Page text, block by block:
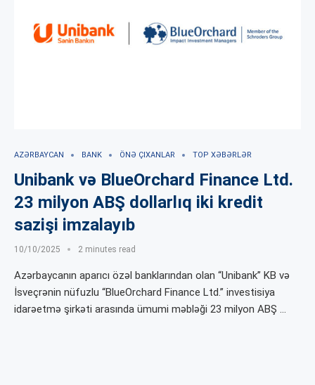
AZƏRBAYCAN BANK ÖNƏ ÇIXANLAR TOP XƏBƏRLƏR
Unibank və BlueOrchard Finance Ltd.
23 milyon ABŞ dollarlıq iki kredit
sazişi imzalayıb
10/10/2025 2 minutes read
Azərbaycanın aparıcı özəl banklarından olan “Unibank” KB və
İsveçrənin nüfuzlu “BlueOrchard Finance Ltd.” investisiya
idarəetmə şirkəti arasında ümumi məbləği 23 milyon ABŞ …